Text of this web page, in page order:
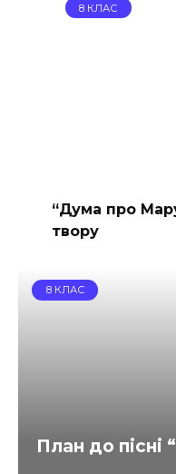
8 КЛАС
“Дума про
твору
8 КЛАС
План до пісні